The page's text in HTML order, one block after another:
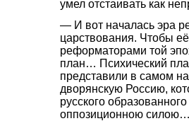
умел отстаивать как
— И вот началась эра
царствования. Чтобы
реформаторами той
план… Психический
представили в самом
дворянскую Россию,
русского
оппозиционною